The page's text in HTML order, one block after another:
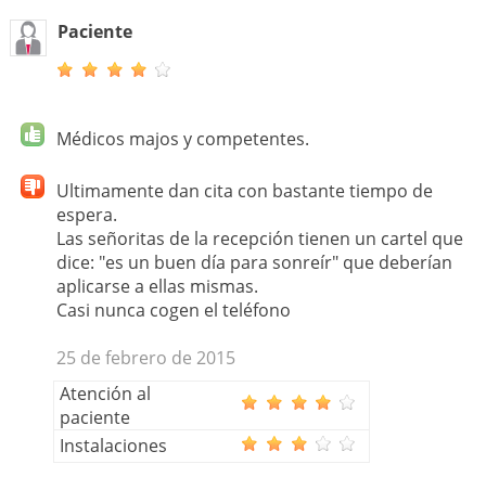
Paciente
Médicos majos y competentes.
Ultimamente dan cita con bastante tiempo de
espera.
Las señoritas de la recepción tienen un cartel que
dice: "es un buen día para sonreír" que deberían
aplicarse a ellas mismas.
Casi nunca cogen el teléfono
25 de febrero de 2015
Atención al
paciente
Instalaciones